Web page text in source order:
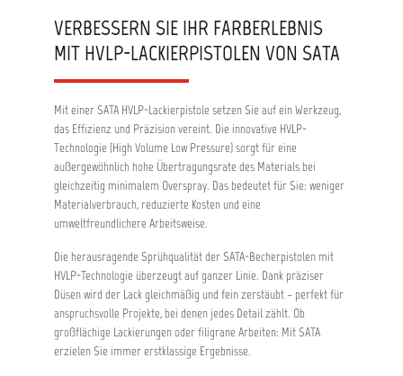
Gestaltungsexperten des Porsche Design Studio,
die in Zusammenarbeit mit SATA Spezialisten
Funktionalität in Form brachten. Aufgrund ihrer
optimierten Griffkontur liegt die hochwertige
Pistole perfekt in der Hand. Der Griffbereich ist
Standardmodell und eignet sich deshalb auch für
Lackierer mit verschiedenen Handgrößen
bestens. Einfache Handhabung Die Qualität der
ergonomischen Gestaltung zeigt sich nicht nur
im Griffbereich, sondern auch in allen
Anbauteilen wie beispielsweise der Rund- /
Breitstrahl- und Farbmengenregulierung und
dem Luftmikrometer. Bei einer soliden
sorgt auch das geringe Gewicht der
Lackierpistole für ein angenehmes Arbeiten. Die
SATAjet 5000 B. Ein Werkzeug in Topform.
Vorteile: Optimiertes Düsenkonzept für höchste
Flexibilität hinsichtlich Eingangsdruck und
Spritzabstand Ergonomische Griffkontur
Oberfläche in pearlchrome™ für eine einfache
VERBESSERN SIE IHR FARBERLEBNIS
MIT HVLP-LACKIERPISTOLEN VON SATA
Mit einer SATA HVLP-Lackierpistole setzen Sie auf ein Werkzeug,
das Effizienz und Präzision vereint. Die innovative HVLP-
Technologie (High Volume Low Pressure) sorgt für eine
außergewöhnlich hohe Übertragungsrate des Materials bei
gleichzeitig minimalem Overspray. Das bedeutet für Sie: weniger
Materialverbrauch, reduzierte Kosten und eine
umweltfreundlichere Arbeitsweise.
Die herausragende Sprühqualität der SATA-Becherpistolen mit
HVLP-Technologie überzeugt auf ganzer Linie. Dank präziser
Düsen wird der Lack gleichmäßig und fein zerstäubt – perfekt für
anspruchsvolle Projekte, bei denen jedes Detail zählt. Ob
großflächige Lackierungen oder filigrane Arbeiten: Mit SATA
erzielen Sie immer erstklassige Ergebnisse.